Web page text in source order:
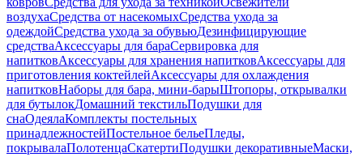
воздухаСредства от насекомыхСредства ухода за
одеждойСредства ухода за обувьюДезинфицирующие
средстваАксессуары для бараСервировка для
напитковАксессуары для хранения напитковАксессуары для
приготовления коктейлейАксессуары для охлаждения
напитковНаборы для бара, мини-барыШтопоры, открывалки
для бутылокДомашний текстильПодушки для
снаОдеялаКомплекты постельных
принадлежностейПостельное бельеПледы,
покрывалаПолотенцаСкатертиПодушки декоративныеМаски,